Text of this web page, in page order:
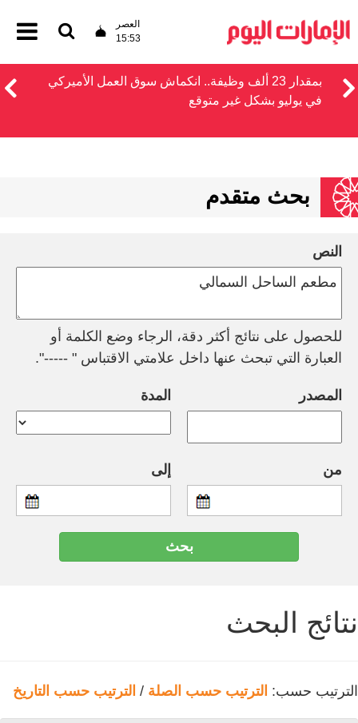
العصر
15:53
بمقدار 23 ألف وظيفة.. انكماش سوق العمل الأميركي
في يوليو بشكل غير متوقع
بحث متقدم
النص
للحصول على نتائج أكثر دقة، الرجاء وضع الكلمة أو
العبارة التي تبحث عنها داخل علامتي الاقتباس " -----".
المصدر المدة
من إلى
نتائج البحث
الترتيب حسب: الترتيب حسب الصلة / الترتيب حسب التاريخ